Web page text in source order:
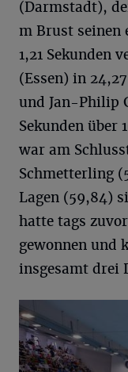
(Darmstadt),
m Brust seinen
1,21 Sekunden
(Essen) in
und Jan-Philip
Sekunden über
war am
Schmetterling
Lagen (59,84)
hatte tags
gewonnen und
insgesamt drei